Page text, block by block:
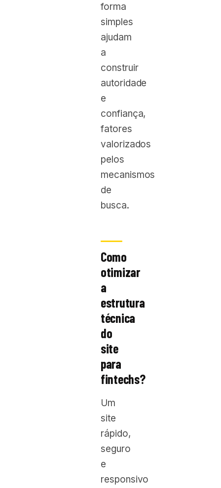
forma
simples
ajudam
a
construir
autoridade
e
confiança,
fatores
valorizados
pelos
mecanismos
de
busca.
Como
otimizar
a
estrutura
técnica
do
site
para
fintechs?
Um
site
rápido,
seguro
e
responsivo